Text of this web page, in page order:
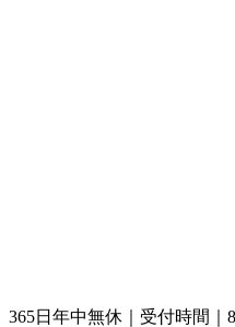
365日年中無休｜受付時間｜